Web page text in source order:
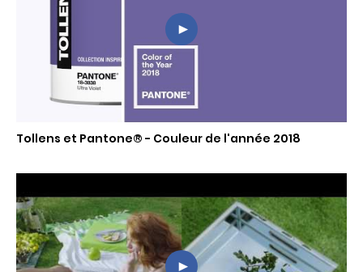
Tollens et Pantone® - Couleur de l'année 2018